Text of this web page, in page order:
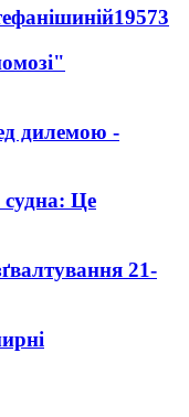
19573
дилемою -
Це
21-